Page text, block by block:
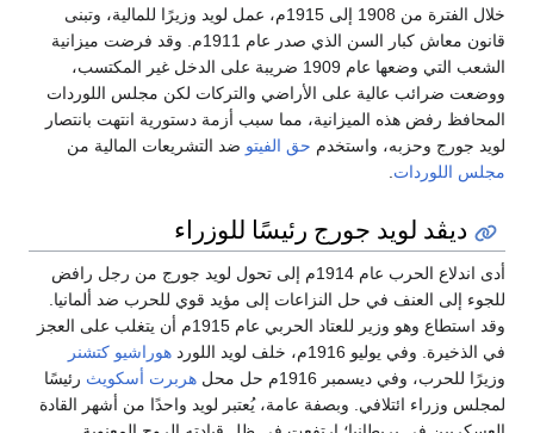
خلال الفترة من 1908 إلى 1915م، عمل لويد وزيرًا للمالية، وتبنى
قانون معاش كبار السن الذي صدر عام 1911م. وقد فرضت ميزانية
الشعب التي وضعها عام 1909 ضريبة على الدخل غير المكتسب،
ووضعت ضرائب عالية على الأراضي والتركات لكن مجلس اللوردات
المحافظ رفض هذه الميزانية، مما سبب أزمة دستورية انتهت بانتصار
لويد جورج وحزبه، واستخدم حق الفيتو ضد التشريعات المالية من
مجلس اللوردات.
ديڤد لويد جورج رئيسًا للوزراء
أدى اندلاع الحرب عام 1914م إلى تحول لويد جورج من رجل رافض
للجوء إلى العنف في حل النزاعات إلى مؤيد قوي للحرب ضد ألمانيا.
وقد استطاع وهو وزير للعتاد الحربي عام 1915م أن يتغلب على العجز
في الذخيرة. وفي يوليو 1916م، خلف لويد اللورد
هوراشيو كتشنر
وزيرًا للحرب، وفي ديسمبر 1916م حل محل
هربرت أسكويث رئيسًا
لمجلس وزراء ائتلافي. وبصفة عامة، يُعتبر لويد واحدًا من أشهر القادة